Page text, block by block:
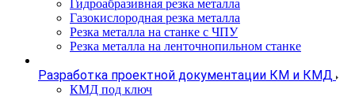
Гидроабразивная резка металла
Газокислородная резка металла
Резка металла на станке с ЧПУ
Резка металла на ленточнопильном станке
Разработка проектной документации КМ и КМД
КМД под ключ